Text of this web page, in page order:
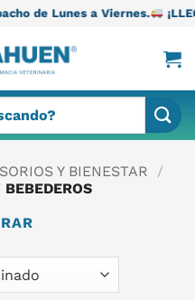
Viernes. ¡LLEGAMOS A
Y BIENESTAR
/